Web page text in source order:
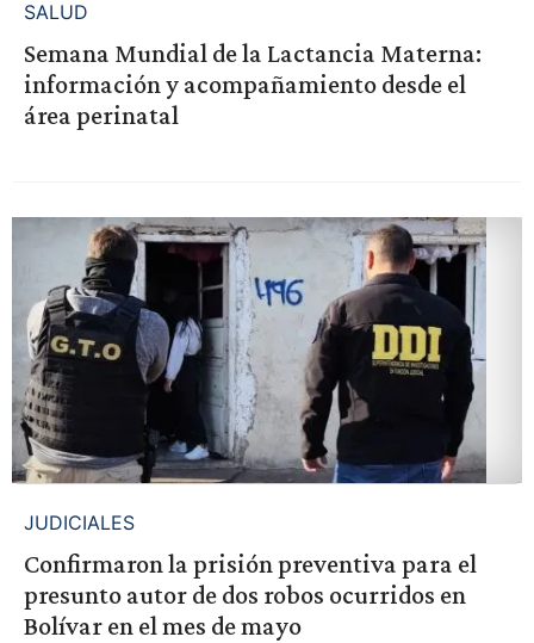
SALUD
Semana Mundial de la Lactancia Materna:
información y acompañamiento desde el
área perinatal
JUDICIALES
Confirmaron la prisión preventiva para el
presunto autor de dos robos ocurridos en
Bolívar en el mes de mayo